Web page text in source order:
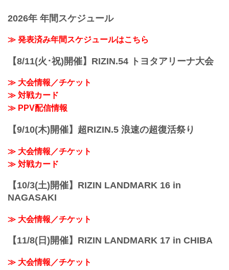
ーー対戦してみて印象と違うところはあ
りましたか。
伊澤 試合前はすごいタックルとか強いな
って思ってたんですけど、一番何よりも
してベルトに挑めたら」
さい。
ーー勝利直後、珍しく雄叫びをあげてい
の出場選手たちの試合後インタビューを
YouTubeで見る
- YouTube
萩原京平「応援は嬉しいですけど、そこ
に対してなのか、どのような思いなので
しょうか。
2026年 年間スケジュール
≫ 発表済み年間スケジュールはこちら
【8/11(火･祝)開催】RIZIN.54 トヨタアリーナ大会
≫ 大会情報／チケット
≫ 対戦カード
≫ PPV配信情報
【9/10(木)開催】超RIZIN.5 浪速の超復活祭り
≫ 大会情報／チケット
≫ 対戦カード
【10/3(土)開催】RIZIN LANDMARK 16 in
NAGASAKI
≫ 大会情報／チケット
【11/8(日)開催】RIZIN LANDMARK 17 in CHIBA
≫ 大会情報／チケット